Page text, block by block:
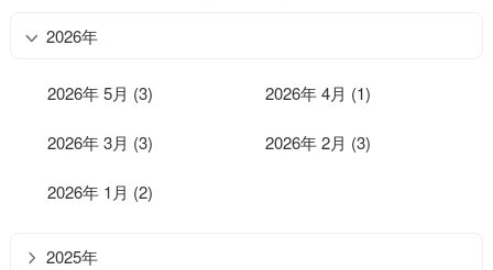
2026年
2026年 5月 (3) 2026年 4月 (1)
2026年 3月 (3) 2026年 2月 (3)
2026年 1月 (2)
2025年